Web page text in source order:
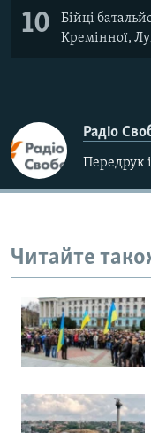
10
Бійці
Кремінної,
Радіо
Передрук
Читайте